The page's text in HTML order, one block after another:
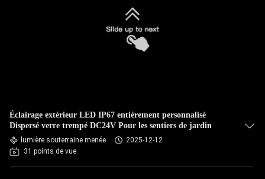
Éclairage extérieur LED IP67 entièrement personnalisé
Dispersé verre trempé DC24V Pour les sentiers de jardin
lumière souterraine menée
2025-12-12
31 points de vue